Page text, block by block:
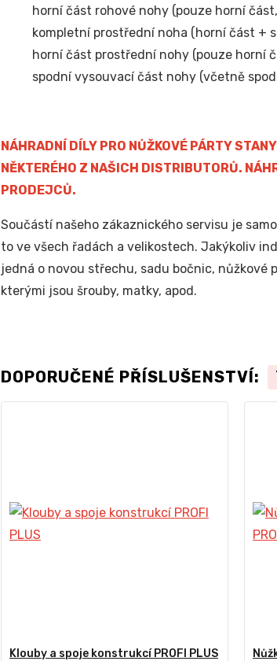
horní část rohové nohy (pouze horní
kompletní prostřední noha (horní část +
horní část prostřední nohy (pouze horní
spodní vysouvací část nohy (včetně
NÁHRADNÍ DÍLY PRO NŮŽKOVÉ PÁRTY
NĚKTERÉHO Z NAŠICH DISTRIBUTORŮ.
PRODEJCŮ.
Součástí našeho zákaznického servisu je
to ve všech řadách a velikostech. Jakýkoliv
jedná o novou střechu, sadu bočnic, nůžkové
kterými jsou šrouby, matky, apod.
DOPORUČENÉ PŘÍSLUŠENSTVÍ:
Klouby a spoje konstrukcí PROFI PLUS